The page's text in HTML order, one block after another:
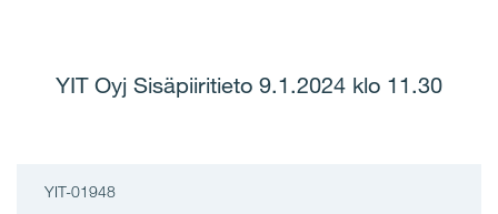
YIT Oyj Sisäpiiritieto 9.1.2024 klo 11.30
YIT-01948